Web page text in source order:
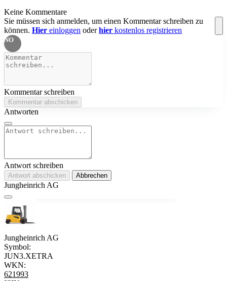
Keine Kommentare
Sie müssen sich anmelden, um einen Kommentar schreiben zu
können. Hier einloggen oderhier kostenlos registrieren
NO
Kommentar schreiben
Kommentar abschicken
Antworten
Antwort schreiben
Antwort abschicken Abbrechen
Jungheinrich AG
Jungheinrich AG
Symbol:
JUN3.XETRA
WKN:
621993